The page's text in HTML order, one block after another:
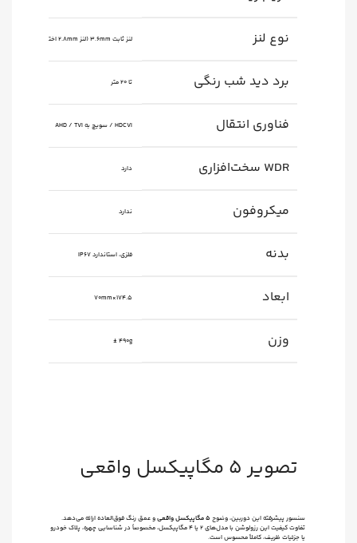
نوع لنز لنز ثابت 3.6mm (لنز 2.8mm اختیاری)
برد دید شب رنگی تا 20 متر
فناوری انتقال HDCVI / سویچ به AHD / TVI
WDR سخت‌افزاری دارد
میکروفون ندارد
بدنه فلزی، استاندارد IP67
ابعاد 174.5×70mm
وزن 490g ±
تصویر ۵ مگاپیکسل واقعی
سنسور پیشرفته این دوربین، وضوح ۵ مگاپیکسل واقعی
و عمق رنگ فوق‌العاده ارائه می‌دهد.
تفاوت کیفیت این رزولوشن با مدل‌های ۲ یا ۴ مگاپیکسل، مخصوصاً در شناسایی چهره، پلاک خودرو
یا جزئیات ظریف، کاملاً محسوس است.